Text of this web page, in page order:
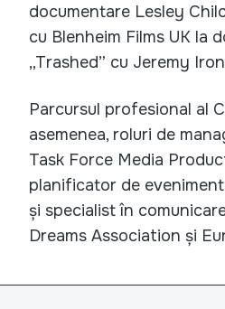
documentare Lesley
cu Blenheim Films UK la
„Trashed” cu Jeremy
Parcursul profesional al
asemenea, roluri de
Task Force Media
planificator de
și specialist în
Dreams Association și